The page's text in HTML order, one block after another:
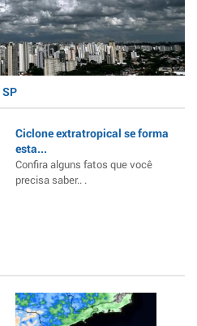
Ciclone extratropical se forma
esta...
Confira alguns fatos que você
precisa saber.. .